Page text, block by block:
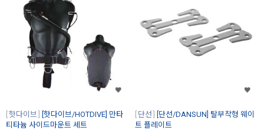
핫다이브
[핫다이브/HOTDIVE] 만타
티타늄 사이드마운트 세트
단선
[단선/DANSUN] 탈부착형 웨이
트 플레이트